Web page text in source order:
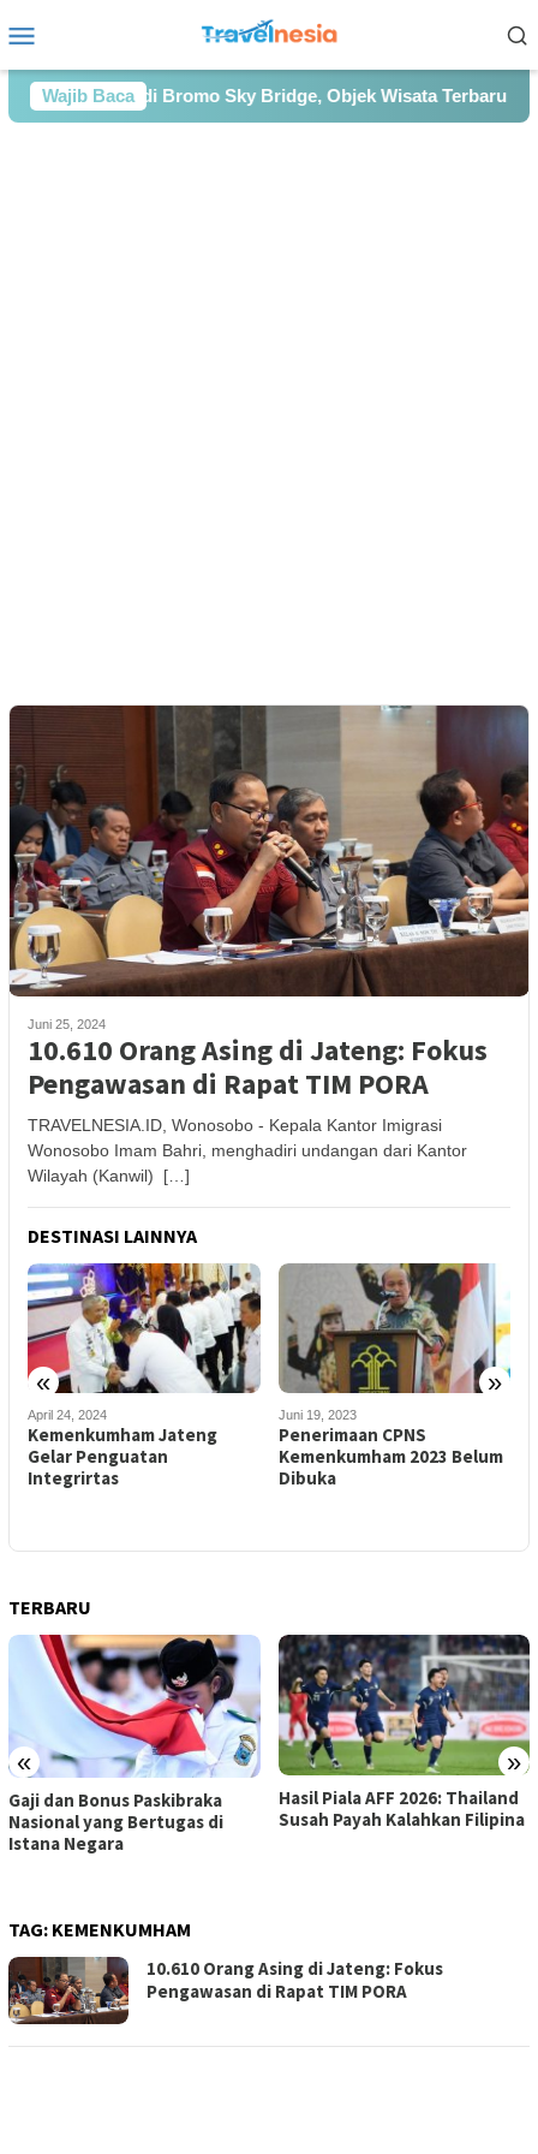
ke
Mobile
Wajib Baca
di Bromo Sky Bridge, Objek Wisata Terbaru dengan
Juni 25, 2024
10.610 Orang Asing di Jateng: Fokus
Pengawasan di Rapat TIM PORA
TRAVELNESIA.ID, Wonosobo - Kepala Kantor Imigrasi
Wonosobo Imam Bahri, menghadiri undangan dari Kantor
Wilayah (Kanwil) […]
DESTINASI LAINNYA
« »
Juni 19, 2023
Penerimaan CPNS
Kemenkumham 2023 Belum
Dibuka
April 28, 2023
WNA Mau Mengajukan Dan
Memperpanjang e-VOA Kian
Mudah Berkat Molina
TERBARU
« »
Hasil Piala AFF 2026: Thailand
Susah Payah Kalahkan Filipina
Menantang Adrenalin di
Bromo Sky Bridge, Objek
TAG: KEMENKUMHAM
10.610 Orang Asing di Jateng: Fokus
Pengawasan di Rapat TIM PORA